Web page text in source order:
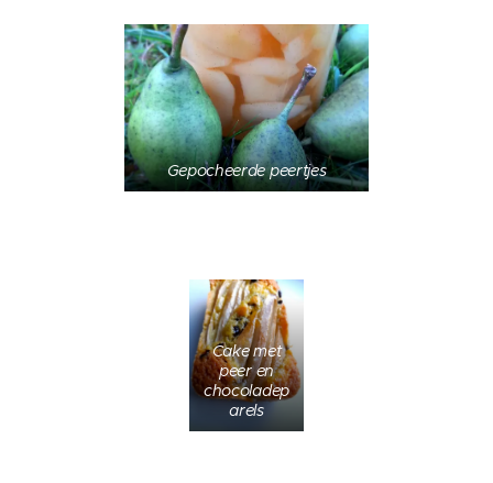
Gepocheerde peertjes
Cake met
peer en
chocoladep
arels